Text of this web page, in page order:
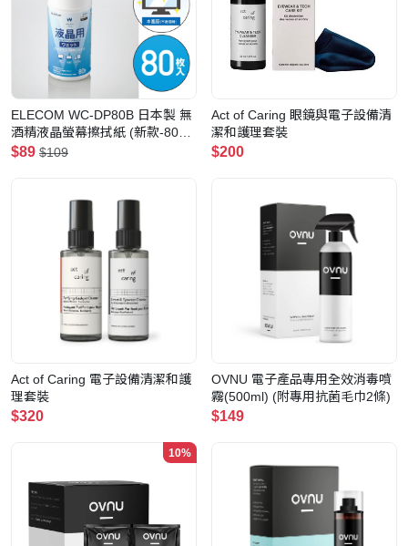
ELECOM WC-DP80B 日本製 無
酒精液晶螢幕擦拭紙 (新款-80張)
(手機/電腦/平板螢幕適用)
$89 $109
Act of Caring 眼鏡與電子設備清
潔和護理套裝
$200
Act of Caring 電子設備清潔和護
理套裝
$320
OVNU 電子產品專用全效消毒噴
霧(500ml) (附專用抗菌毛巾2條)
$149
10%